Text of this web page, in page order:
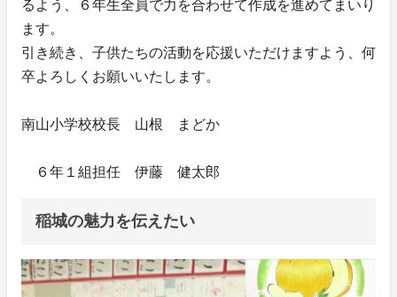
るよう、６年生全員で力を合わせて作成を進めてまいり
ます。
引き続き、子供たちの活動を応援いただけますよう、何
卒よろしくお願いいたします。
南山小学校校長 山根 まどか
６年１組担任 伊藤 健太郎
稲城の魅力を伝えたい